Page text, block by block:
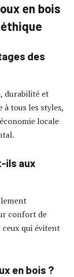
en bois
des
durabilité et
à tous les styles,
locale
ils aux
confort de
qui évitent
en bois ?